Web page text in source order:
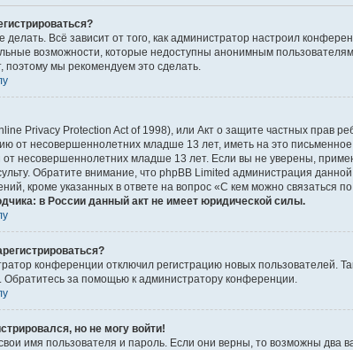
делать. Всё зависит от того, как администратор настроил
возможности, которые недоступны анонимным
поэтому мы рекомендуем это сделать.
Privacy Protection Act of 1998), или Акт о защите частных прав
от несовершеннолетних младше 13 лет, иметь на это
несовершеннолетних младше 13 лет. Если вы не уверены,
Обратите внимание, что phpBB Limited администрация
кроме указанных в ответе на вопрос «С кем можно связаться
в России данный акт не имеет юридической силы.
конференции отключил регистрацию новых пользователей.
Обратитесь за помощью к администратору конференции.
но не могу войти!
имя пользователя и пароль. Если они верны, то возможны два